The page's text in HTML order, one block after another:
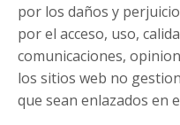
por los daños y
por el acceso, uso,
comunicaciones,
los sitios web no
que sean enlazados en